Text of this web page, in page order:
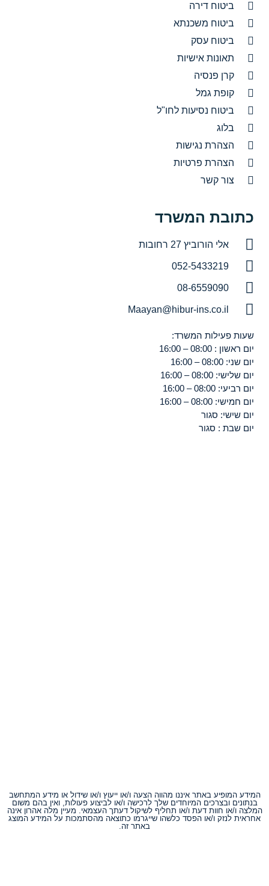
ביטוח דירה
ביטוח משכנתא
ביטוח עסק
תאונות אישיות
קרן פנסיה
קופת גמל
ביטוח נסיעות לחו"ל
בלוג
הצהרת נגישות
הצהרת פרטיות
צור קשר
כתובת המשרד
אלי הורוביץ 27 רחובות
052-5433219
08-6559090
Maayan@hibur-ins.co.il
שעות פעילות המשרד:
יום ראשון : 08:00 – 16:00
יום שני: 08:00 – 16:00
יום שלישי: 08:00 – 16:00
יום רביעי: 08:00 – 16:00
יום חמישי: 08:00 – 16:00
יום שישי: סגור
יום שבת : סגור
המידע המופיע באתר איננו מהווה הצעה ו/או ייעוץ ו/או שידול או מידע המתחשב
בנתונים ובצרכים המיוחדים שלך לרכישה ו/או לביצוע פעולות, ואין בהם משום
המלצה ו/או חוות דעת ו/או תחליף לשיקול דעתך העצמאי. מעיין מלה אהרון אינה
אחראית לנזק ו/או הפסד כלשהו שייגרמו כתוצאה מהסתמכות על המידע המוצג
באתר זה.